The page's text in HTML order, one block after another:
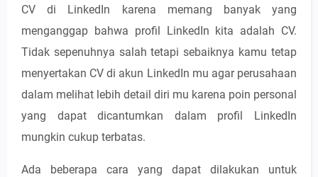
CV di LinkedIn karena memang banyak yang
menganggap bahwa profil LinkedIn kita adalah CV.
Tidak sepenuhnya salah tetapi sebaiknya kamu tetap
menyertakan CV di akun LinkedIn mu agar perusahaan
dalam melihat lebih detail diri mu karena poin personal
yang dapat dicantumkan dalam profil LinkedIn
mungkin cukup terbatas.
Ada beberapa cara yang dapat dilakukan untuk